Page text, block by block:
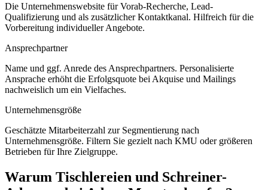
Die Unternehmenswebsite für Vorab-Recherche, Lead-
Qualifizierung und als zusätzlicher Kontaktkanal. Hilfreich für die
Vorbereitung individueller Angebote.
Ansprechpartner
Name und ggf. Anrede des Ansprechpartners. Personalisierte
Ansprache erhöht die Erfolgsquote bei Akquise und Mailings
nachweislich um ein Vielfaches.
Unternehmensgröße
Geschätzte Mitarbeiterzahl zur Segmentierung nach
Unternehmensgröße. Filtern Sie gezielt nach KMU oder größeren
Betrieben für Ihre Zielgruppe.
Warum Tischlereien und Schreiner-